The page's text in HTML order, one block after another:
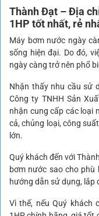
Thành Đạt – Địa
1HP tốt nhất, rẻ
Máy bơm nước ngày
sống hiện đại. Do đó,
ngày càng trở nên phổ
Nhận thấy nhu cầu sử
Công ty TNHH Sản
nhận cung cấp các loại
cả, chủng loại, công
lớn.
Quý khách đến với
bơm nước sao cho
hướng dẫn sử dụng, lắp
Vì thế, nếu Quý khách